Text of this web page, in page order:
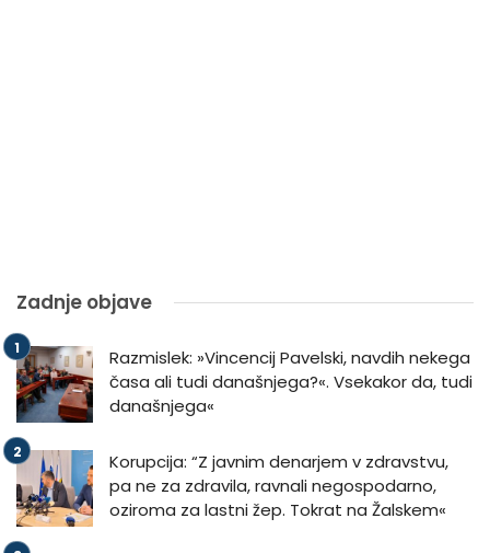
Zadnje objave
Razmislek: »Vincencij Pavelski, navdih nekega
časa ali tudi današnjega?«. Vsekakor da, tudi
današnjega«
Korupcija: “Z javnim denarjem v zdravstvu,
pa ne za zdravila, ravnali negospodarno,
oziroma za lastni žep. Tokrat na Žalskem«